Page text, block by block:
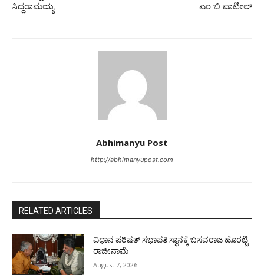
ಸಿದ್ದರಾಮಯ್ಯ
ಎಂ ಬಿ ಪಾಟೀಲ್
Abhimanyu Post
http://abhimanyupost.com
RELATED ARTICLES
ವಿಧಾನ ಪರಿಷತ್ ಸಭಾಪತಿ ಸ್ಥಾನಕ್ಕೆ ಬಸವರಾಜ ಹೊರಟ್ಟಿ
ರಾಜೀನಾಮೆ
August 7, 2026